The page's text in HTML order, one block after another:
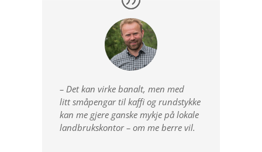
– Det kan virke banalt, men med
litt småpengar til kaffi og rundstykke
kan me gjere ganske mykje på lokale
landbrukskontor – om me berre vil.